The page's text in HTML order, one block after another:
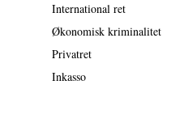
International ret
Økonomisk kriminalitet
Privatret
Inkasso